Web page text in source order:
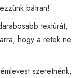
bátran!
textúrát,
hogy a retek ne
szeretnénk,